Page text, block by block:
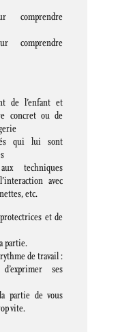
comprendre
de l’enfant et
concret ou de
qui lui sont
techniques
avec
etc.
et de
partie.
de travail :
ses
partie de vous
vite.